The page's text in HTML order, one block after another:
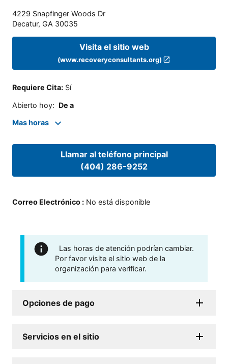
4229 Snapfinger Woods Dr
Decatur, GA 30035
Visita el sitio web
(www.recoveryconsultants.org)
Requiere Cita: Sí
Abierto hoy: De a
Mas horas
Llamar al teléfono principal
(404) 286-9252
Correo Electrónico : No está disponible
Las horas de atención podrían cambiar.
Por favor visite el sitio web de la
organización para verificar.
Opciones de pago
Servicios en el sitio